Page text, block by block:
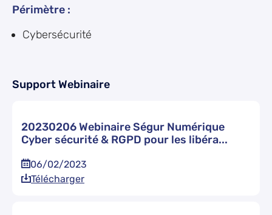
Périmètre :
Cybersécurité
Support Webinaire
20230206 Webinaire Ségur Numérique
Cyber sécurité & RGPD pour les libéra...
06/02/2023
Télécharger